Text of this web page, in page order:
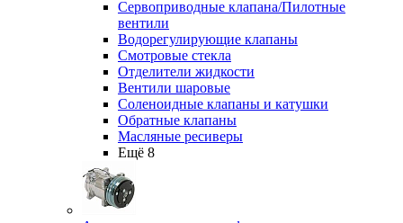
Сервоприводные клапана/Пилотные
вентили
Водорегулирующие клапаны
Смотровые стекла
Отделители жидкости
Вентили шаровые
Соленоидные клапаны и катушки
Обратные клапаны
Масляные ресиверы
Ещё 8